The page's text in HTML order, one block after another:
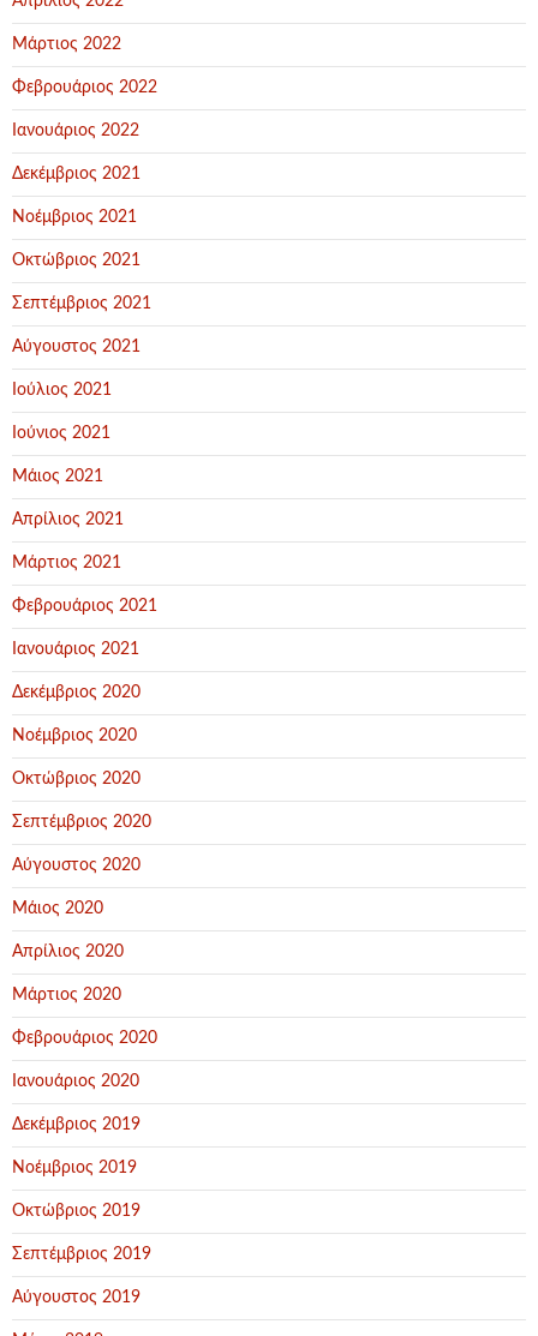
Μάρτιος 2022
Φεβρουάριος 2022
Ιανουάριος 2022
Δεκέμβριος 2021
Νοέμβριος 2021
Οκτώβριος 2021
Σεπτέμβριος 2021
Αύγουστος 2021
Ιούλιος 2021
Ιούνιος 2021
Μάιος 2021
Απρίλιος 2021
Μάρτιος 2021
Φεβρουάριος 2021
Ιανουάριος 2021
Δεκέμβριος 2020
Νοέμβριος 2020
Οκτώβριος 2020
Σεπτέμβριος 2020
Αύγουστος 2020
Μάιος 2020
Απρίλιος 2020
Μάρτιος 2020
Φεβρουάριος 2020
Ιανουάριος 2020
Δεκέμβριος 2019
Νοέμβριος 2019
Οκτώβριος 2019
Σεπτέμβριος 2019
Αύγουστος 2019